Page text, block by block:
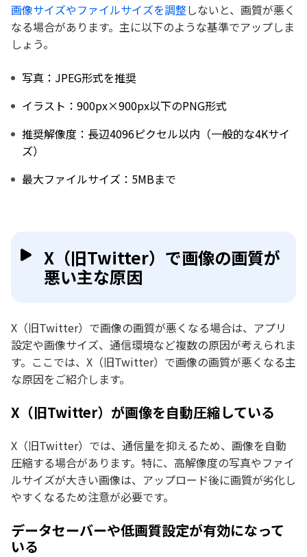
画像サイズやファイルサイズを調整しないと、画質が悪く
なる場合があります。主に以下のような基準でアップしま
しょう。
写真：JPEG形式を推奨
イラスト：900px×900px以下のPNG形式
推奨解像度：長辺4096ピクセル以内（一般的な4Kサイ
ズ）
最大ファイルサイズ：5MBまで
X（旧Twitter）で画像の画質が
悪い主な原因
X（旧Twitter）で画像の画質が悪くなる場合は、アプリ
設定や画像サイズ、通信環境など複数の原因が考えられま
す。ここでは、X（旧Twitter）で画像の画質が悪くなる主
な原因をご紹介します。
X（旧Twitter）が画像を自動圧縮している
X（旧Twitter）では、通信量を抑えるため、画像を自動
圧縮する場合があります。特に、高解像度の写真やファイ
ルサイズが大きい画像は、アップロード後に画質が劣化し
やすくなるため注意が必要です。
データセーバーや低画質設定が有効になって
いる